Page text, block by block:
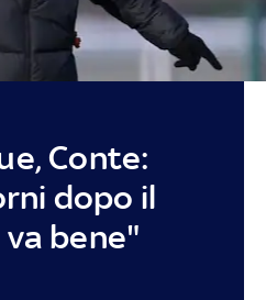
Conte:
dopo il
bene"